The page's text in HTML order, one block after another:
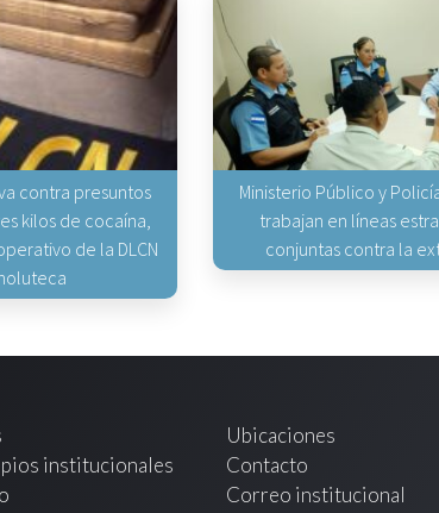
contra presuntos
kilos de cocaína,
de la DLCN
Ministerio Público y
trabajan en líneas
conjuntas contra la
institucionales
Ubicaciones
Contacto
Correo institucional